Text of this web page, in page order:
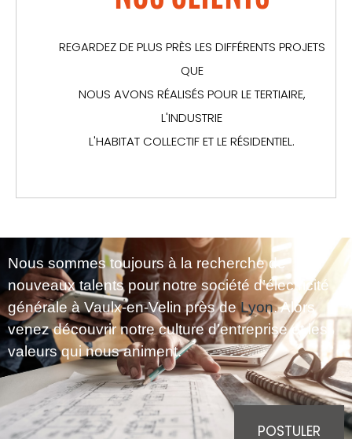
REGARDEZ DE PLUS PRÈS LES DIFFÉRENTS PROJETS
QUE
NOUS AVONS RÉALISÉS POUR LE TERTIAIRE,
L'INDUSTRIE
L'HABITAT COLLECTIF ET LE RÉSIDENTIEL.
Nous sommes toujours à la recherche de
nouveaux talents pour notre société d’électricité
générale à Vaulx-en-Velin près deLyon. Alors
venez découvrir notre culture d’entreprise et les
valeurs qui nous animent.
POSTULER